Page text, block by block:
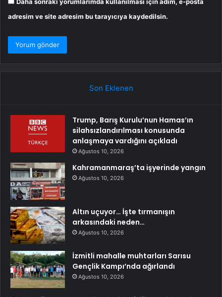
adresim ve site adresim bu tarayıcıya kaydedilsin.
Son Eklenen
Trump, Barış Kurulu’nun Hamas’ın
silahsızlandırılması konusunda
anlaşmaya vardığını açıkladı
Ağustos 10, 2026
Kahramanmaraş’ta işyerinde yangın
Ağustos 10, 2026
Altın uçuyor… İşte tırmanışın
arkasındaki neden…
Ağustos 10, 2026
İzmitli mahalle muhtarları Sarısu
Gençlik Kampı’nda ağırlandı
Ağustos 10, 2026